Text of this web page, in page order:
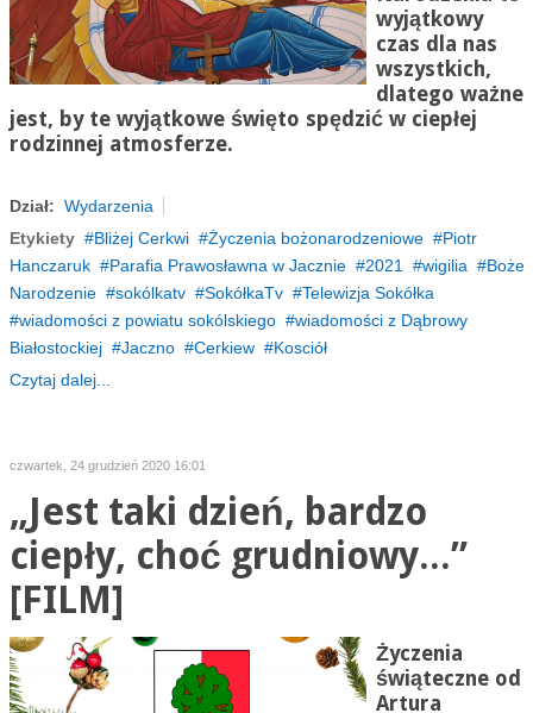
wyjątkowy
czas dla nas
wszystkich,
dlatego ważne
jest, by te wyjątkowe święto spędzić w ciepłej
rodzinnej atmosferze.
Dział: Wydarzenia
Etykiety
Bliżej Cerkwi Życzenia bożonarodzeniowe
Piotr
Hanczaruk
Parafia Prawosławna w Jacznie 2021 wigilia
Boże
Narodzenie
sokólkatv SokółkaTv
Telewizja Sokółka
wiadomości z powiatu sokólskiego
wiadomości z Dąbrowy
Białostockiej
Jaczno Cerkiew
Kosciół
Czytaj dalej...
czwartek, 24 grudzień 2020 16:01
„Jest taki dzień, bardzo
ciepły, choć grudniowy...”
[FILM]
Życzenia
świąteczne od
Artura